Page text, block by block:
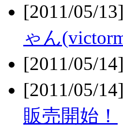
[2011/05/
ゃん
[2011/05/
[2011/05/
販売開始！